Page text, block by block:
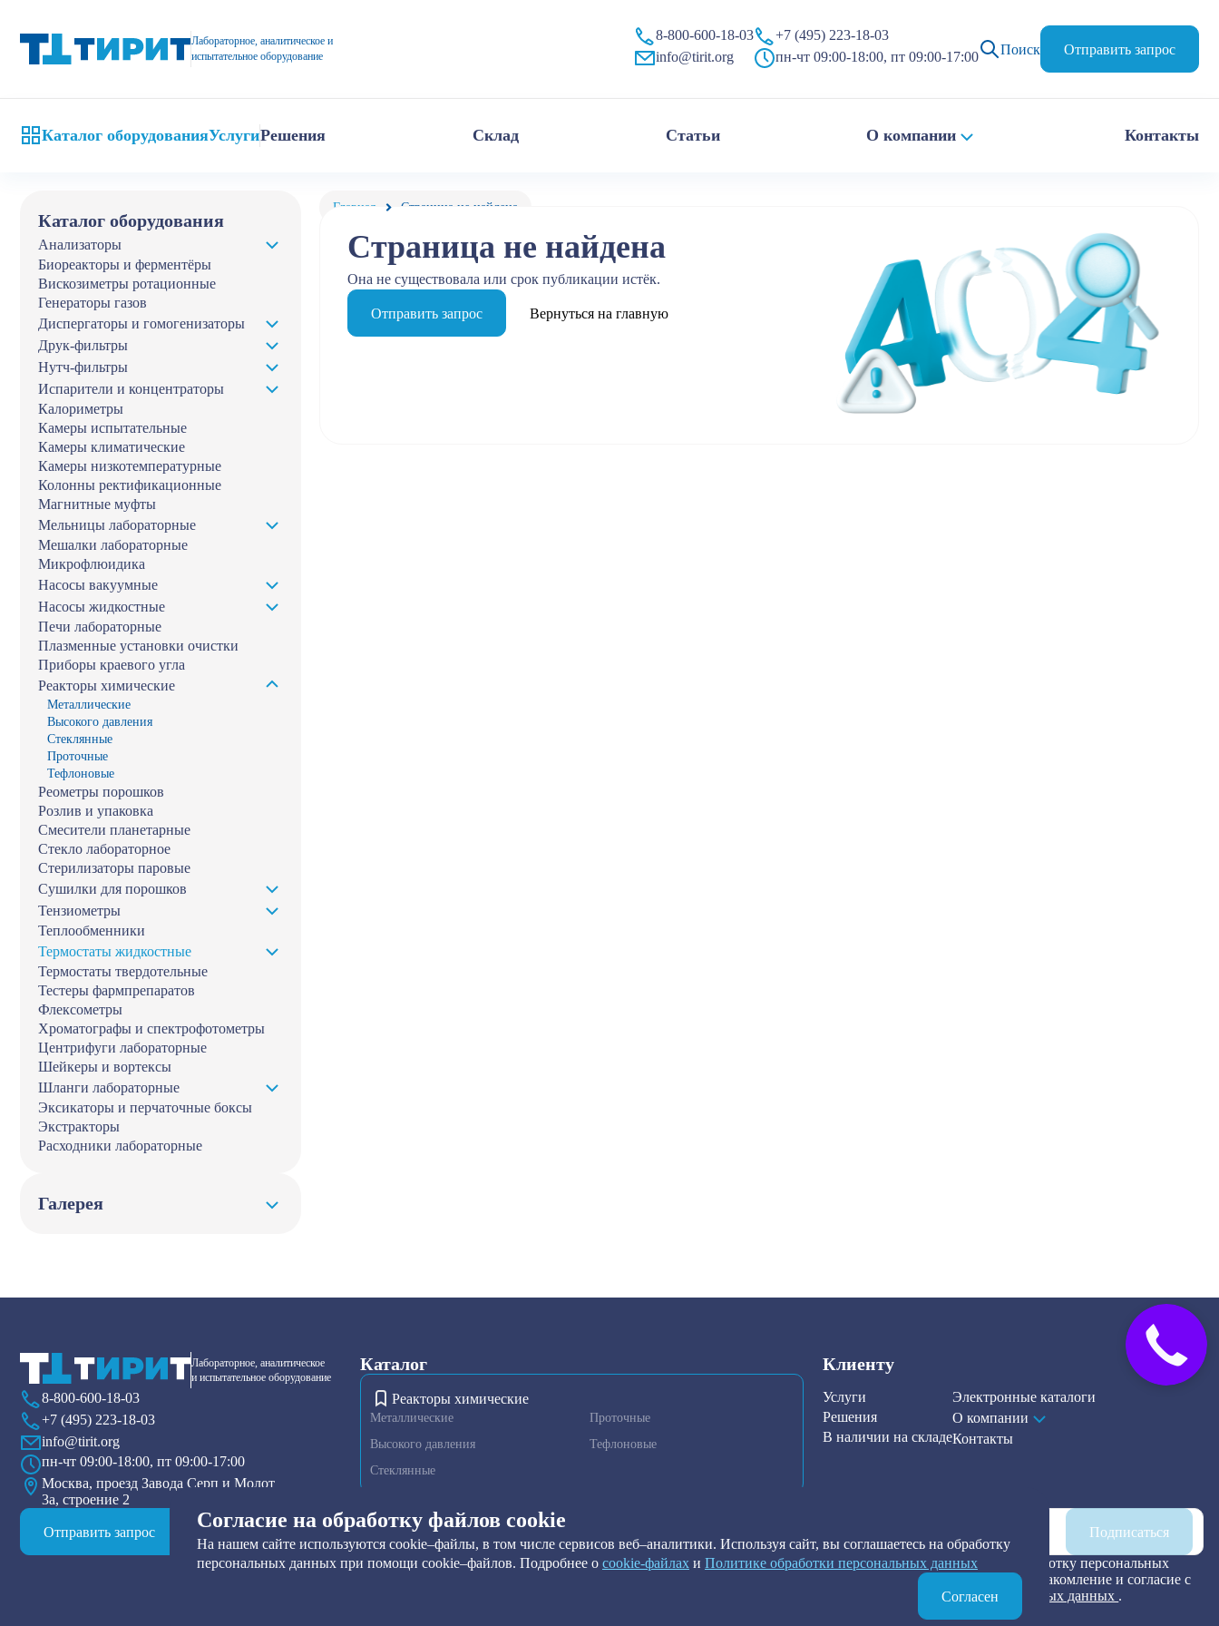
Лабораторное, аналитическое и
испытательное оборудование
8-800-600-18-03
info@tirit.org
+7 (495) 223-18-03
пн-чт 09:00-18:00, пт 09:00-17:00
Поиск Отправить запрос
Каталог оборудованияУслугиРешения Склад Статьи О компании Контакты
Каталог оборудования
Анализаторы
Биореакторы и ферментёры
Вискозиметры ротационные
Генераторы газов
Диспергаторы и гомогенизаторы
Друк-фильтры
Нутч-фильтры
Испарители и концентраторы
Калориметры
Камеры испытательные
Камеры климатические
Камеры низкотемпературные
Колонны ректификационные
Магнитные муфты
Мельницы лабораторные
Мешалки лабораторные
Микрофлюидика
Насосы вакуумные
Насосы жидкостные
Печи лабораторные
Плазменные установки очистки
Приборы краевого угла
Реакторы химические
Металлические
Высокого давления
Стеклянные
Проточные
Тефлоновые
Реометры порошков
Розлив и упаковка
Смесители планетарные
Стекло лабораторное
Стерилизаторы паровые
Сушилки для порошков
Тензиометры
Теплообменники
Термостаты жидкостные
Термостаты твердотельные
Тестеры фармпрепаратов
Флексометры
Хроматографы и спектрофотометры
Центрифуги лабораторные
Шейкеры и вортексы
Шланги лабораторные
Эксикаторы и перчаточные боксы
Экстракторы
Расходники лабораторные
Галерея
Главная Страница не найдена
Страница не найдена
Она не существовала или срок публикации истёк.
Отправить запрос Вернуться на главную
Согласие на обработку файлов cookie
На нашем сайте используются cookie–файлы, в том числе сервисов веб–аналитики. Используя сайт, вы соглашаетесь на обработку
персональных данных при помощи cookie–файлов. Подробнее о сookie-файлах и Политике обработки персональных данных
Согласен
Лабораторное, аналитическое
и испытательное оборудование
8-800-600-18-03
+7 (495) 223-18-03
info@tirit.org
пн-чт 09:00-18:00, пт 09:00-17:00
Москва, проезд Завода Серп и Молот
3а, строение 2
Отправить запрос
Каталог
Реакторы химические
Металлические
Высокого давления
Стеклянные
Проточные
Тефлоновые
Плазменные установки очистки
Тензиометры
Друк-фильтры
Клиенту
Услуги
Решения
В наличии на складе
Электронные каталоги
О компании
Контакты
Подписаться
Я предоставляю согласие на обработку персональных
данных, а также подтверждаю ознакомление и согласие с
Политикой обработки персональных данных .
Закажите
звонок